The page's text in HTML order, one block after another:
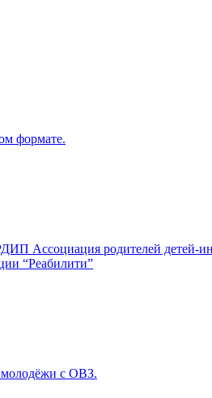
формате.
Ассоциация родителей
“Реабилити”
молодёжи с ОВЗ.